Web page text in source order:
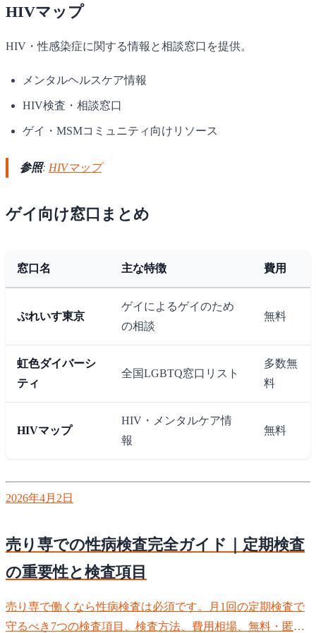
HIVマップ
HIV・性感染症に関する情報と相談窓口を提供。
メンタルヘルスケア情報
HIV検査・相談窓口
ゲイ・MSMコミュニティ向けリソース
参照: HIVマップ
ゲイ向け窓口まとめ
窓口名 主な特徴 費用
ぷれいす東京
ゲイによるゲイのため
の相談
無料
虹色ダイバーシ
ティ
全国LGBTQ窓口リスト
多数無
料
HIVマップ
HIV・メンタルケア情
報
無料
2026年4月2日
売り専での性病検査完全ガイド｜定期検査
の重要性と検査項目
売り専で働くなら性病検査は必須です。月1回の定期検査で
守るべき7つの検査項目、検査方法、費用相場、無料・匿名